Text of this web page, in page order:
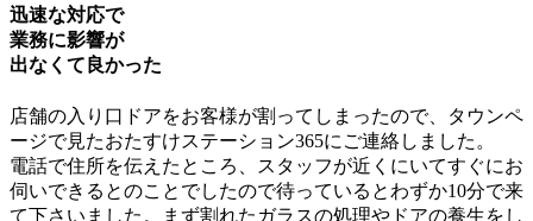
迅速な対応で
業務に影響が
出なくて良かった
店舗の入り口ドアをお客様が割ってしまったので、タウンペ
ージで見たおたすけステーション365にご連絡しました。
電話で住所を伝えたところ、スタッフが近くにいてすぐにお
伺いできるとのことでしたので待っていると わずか10分で来
て下さいました。
まず割れたガラスの処理やドアの養生をし